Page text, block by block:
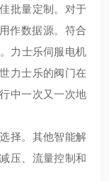
批量定制。对于
作数据源。符合
力士乐伺服电机
力士乐的阀门在
中一次又一次地
择。其他智能解
压、流量控制和